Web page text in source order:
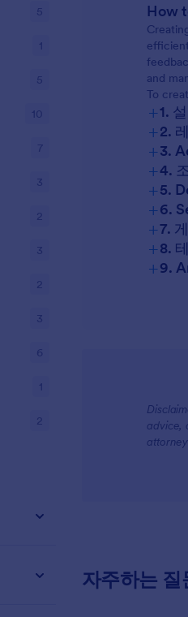
How
and
To
+1.
+2.
+3.
+4.
+5.
+6.
+7.
+8.
+9.
advice,
자주하는 질
5
1
5
10
7
3
2
3
2
3
6
1
2